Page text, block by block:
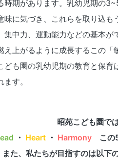
時期があります。乳幼児期の
に気づき、これらを取り込
中力、運動能力などの基本が
上がるように成長するこの
も園の乳幼児期の教育と保
す。
昭苑こども園で
・ Heart・ Harmonyこの5
また、私たちが目指すのは以下